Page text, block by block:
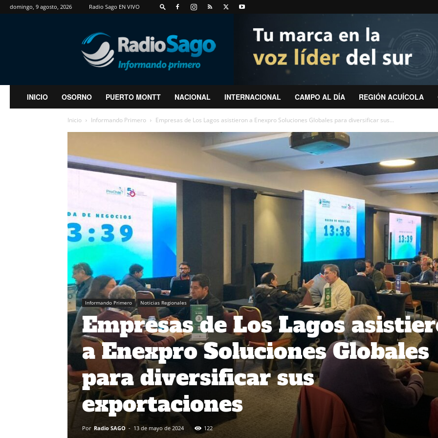
domingo, 9 agosto, 2026 Radio Sago EN VIVO
RadioSago
INICIO OSORNO PUERTO MONTT NACIONAL INTERNACIONAL CAMPO AL DÍA REGIÓN ACUÍCOLA
Inicio Informando Primero Empresas de Los Lagos asistieron a Enexpro Soluciones Globales para diversificar sus...
Informando Primero Noticias Regionales
Empresas de Los Lagos
a Enexpro Soluciones Globales
para diversificar sus
exportaciones
Por Radio SAGO - 13 de mayo de 2024 122